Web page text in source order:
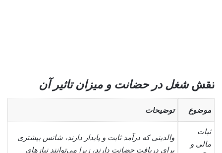
نقششغل در حضانت و میزان تاثیر آن
موضوع توضیحات
ثبات
مالی و
والدینی که درآمد ثابت و پایدار دارند، شانس بیشتری
برای دریافت حضانت دارند، زیرا می‌توانند نیازهای